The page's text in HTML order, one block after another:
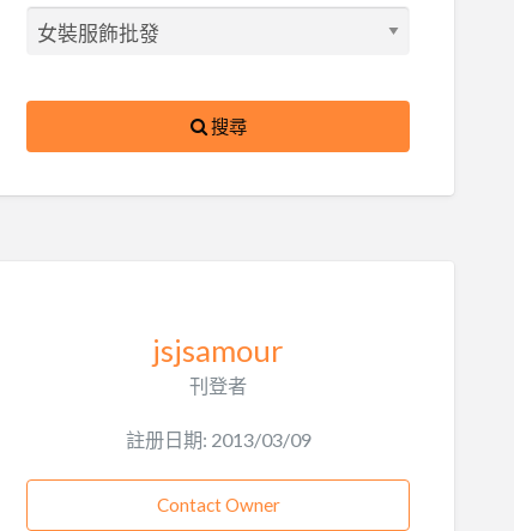
搜尋
jsjsamour
刊登者
註册日期: 2013/03/09
Contact Owner